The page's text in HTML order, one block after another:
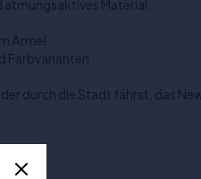
atmungsaktives Material
Ärmel
Farbvarianten
durch die Stadt fährst, das